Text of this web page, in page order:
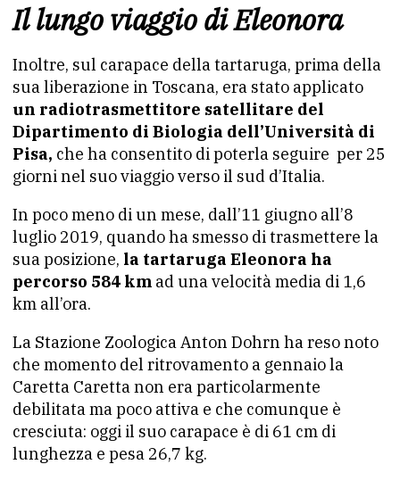
Il lungo viaggio di Eleonora
Inoltre, sul carapace della tartaruga, prima della
sua liberazione in Toscana, era stato applicato
un radiotrasmettitore satellitare del
Dipartimento di Biologia dell’Università di
Pisa, che ha consentito di poterla seguire per 25
giorni nel suo viaggio verso il sud d’Italia.
In poco meno di un mese, dall’11 giugno all’8
luglio 2019, quando ha smesso di trasmettere la
sua posizione, la tartaruga Eleonora ha
percorso 584 km ad una velocità media di 1,6
km all’ora.
La Stazione Zoologica Anton Dohrn ha reso noto
che momento del ritrovamento a gennaio la
Caretta Caretta non era particolarmente
debilitata ma poco attiva e che comunque è
cresciuta: oggi il suo carapace è di 61 cm di
lunghezza e pesa 26,7 kg.